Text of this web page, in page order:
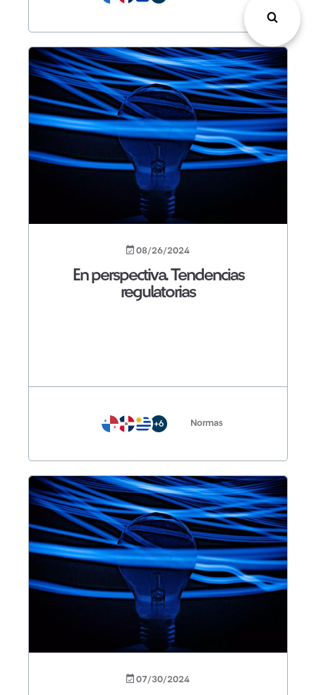
08/26/2024
En perspectiva. Tendencias
regulatorias
+6 Normas
07/30/2024